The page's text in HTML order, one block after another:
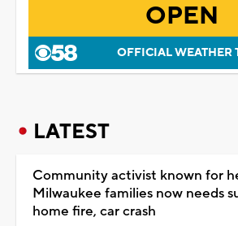
OPEN
OFFICIAL WEATHER
LATEST
Community activist known for
Milwaukee families now needs
home fire, car crash